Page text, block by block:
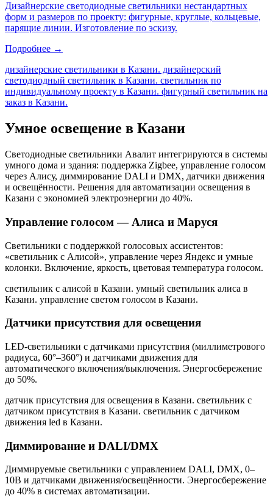
Дизайнерские светодиодные светильники нестандартных
форм и размеров по проекту: фигурные, круглые, кольцевые,
парящие линии. Изготовление по эскизу.
Подробнее →
дизайнерские светильники в Казани. дизайнерский
светодиодный светильник в Казани. светильник по
индивидуальному проекту в Казани. фигурный светильник на
заказ в Казани.
Умное освещение в Казани
Светодиодные светильники Авалит интегрируются в системы
умного дома и здания: поддержка Zigbee, управление голосом
через Алису, диммирование DALI и DMX, датчики движения
и освещённости. Решения для автоматизации освещения в
Казани с экономией электроэнергии до 40%.
Управление голосом — Алиса и Маруся
Светильники с поддержкой голосовых ассистентов:
«светильник с Алисой», управление через Яндекс и умные
колонки. Включение, яркость, цветовая температура голосом.
светильник с алисой в Казани. умный светильник алиса в
Казани. управление светом голосом в Казани.
Датчики присутствия для освещения
LED-светильники с датчиками присутствия (миллиметрового
радиуса, 60°–360°) и датчиками движения для
автоматического включения/выключения. Энергосбережение
до 50%.
датчик присутствия для освещения в Казани. светильник с
датчиком присутствия в Казани. светильник с датчиком
движения led в Казани.
Диммирование и DALI/DMX
Диммируемые светильники с управлением DALI, DMX, 0–
10В и датчиками движения/освещённости. Энергосбережение
до 40% в системах автоматизации.